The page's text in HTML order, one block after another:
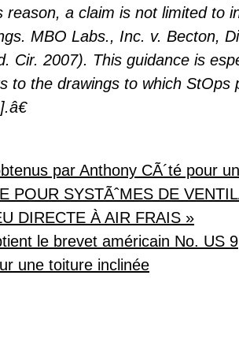
a claim is not limited to
MBO Labs., Inc. v. Becton,
Cir. 2007). This guidance is
to the drawings to which StOps
par Anthony CÃ´té pour
POUR SYSTÃˆMES DE
DIRECTE À AIR FRAIS »
le brevet américain No. US
une toiture inclinée